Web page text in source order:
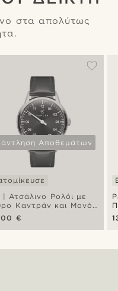
στα απολύτως
Αποθεμάτων
| Ατσάλινο Ρολόι με
Καντράν και Μονό
Dress
€